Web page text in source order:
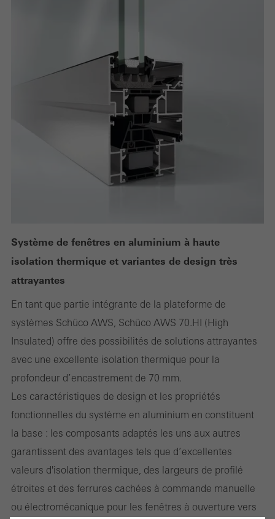
Système de fenêtres en aluminium à haute
isolation thermique et variantes de design très
attrayantes
En tant que partie intégrante de la plateforme de
systèmes Schüco AWS, Schüco AWS 70.HI (High
Insulated) offre des possibilités de solutions attrayantes
avec une excellente isolation thermique pour la
profondeur d’encastrement de 70 mm.
Les caractéristiques de design et les propriétés
fonctionnelles du système en aluminium en constituent
la base : les composants adaptés les uns aux autres
garantissent des avantages tels que d’excellentes
valeurs d'isolation thermique, des largeurs de profilé
étroites et des ferrures cachées à commande manuelle
ou électromécanique pour les fenêtres à ouverture vers